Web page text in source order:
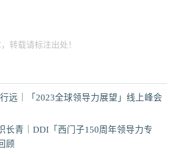
转载请标注出处！
远｜「2023全球领导力展望」线上峰会
长青｜DDI「西门子150周年领导力专
顾